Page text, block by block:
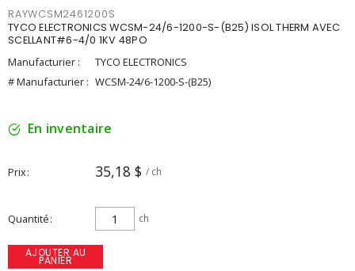
RAYWCSM2461200S
TYCO ELECTRONICS WCSM-24/6-1200-S-(B25) ISOL THERM AVEC
SCELLANT#6-4/0 1KV 48PO
Manufacturier :
TYCO ELECTRONICS
# Manufacturier : WCSM-24/6-1200-S-(B25)
En inventaire
Prix 35,18 $ / ch
Quantité ch
AJOUTER AU
PANIER